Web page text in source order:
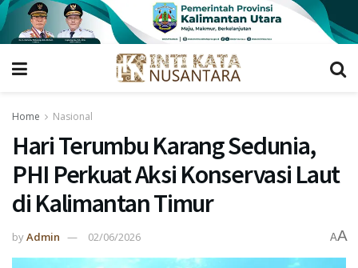
Home Nasional
Hari Terumbu Karang Sedunia,
PHI Perkuat Aksi Konservasi Laut
di Kalimantan Timur
byAdmin 02/06/2026 AA